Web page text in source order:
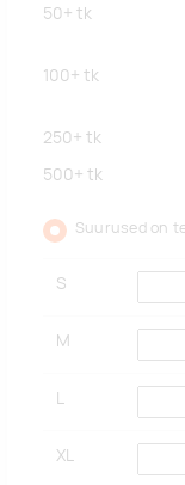
50+ tk
100+ tk
250+ tk
500+ tk
Suurused on
S
M
L
XL